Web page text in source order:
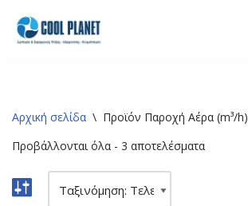
Μεταπηδήστε
Αρχική σελίδα \ Προϊόν Παροχή Αέρα (m³/h)
Προβάλλονται όλα - 3 αποτελέσματα